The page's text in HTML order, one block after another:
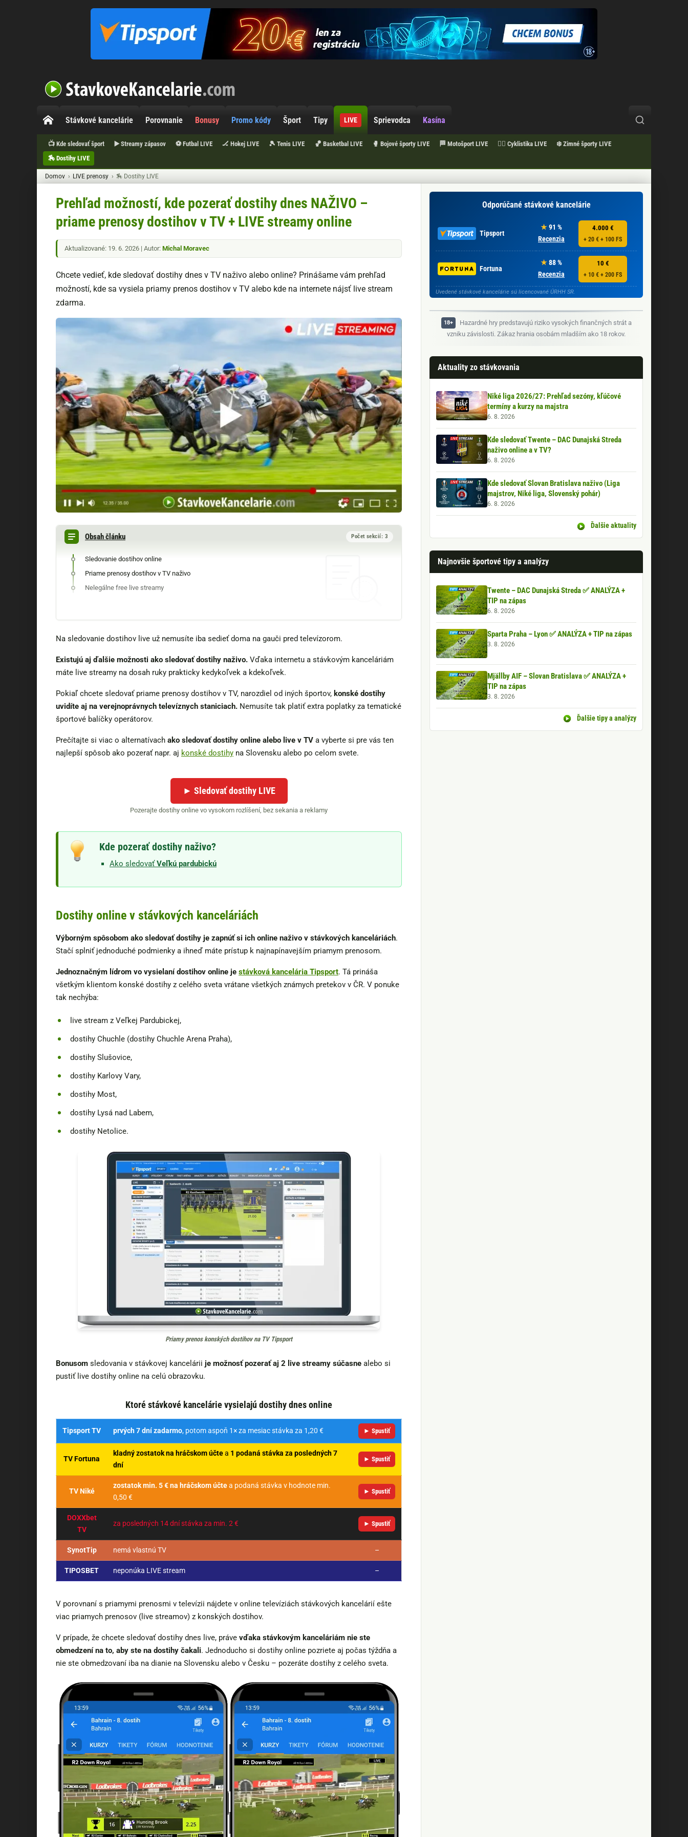
Stávkové kancelárie Porovnanie Bonusy Promo kódy Šport Tipy LIVE
📺 Kde sledovať šport ▶️ Streamy zápasov ⚽ Futbal LIVE 🏒 Hokej LIVE 🎾 Tenis LIVE 🏀 Basketbal LIVE 🥊 Bojové športy LIVE 🏁 Motošport LIVE 🚴‍♂️ Cyklistika LIVE
❄️ Zimné športy LIVE
🏇 Dostihy LIVE
Sprievodca Kasína
Domov LIVE prenosy 🏇 Dostihy LIVE
Prehľad možností, kde pozerať dostihy dnes NAŽIVO –
priame prenosy dostihov v TV + LIVE streamy online
Aktualizované: 19. 6. 2026 | Autor: Michal Moravec
Chcete vedieť, kde sledovať dostihy dnes v TV naživo alebo online? Prinášame vám prehľad
možností, kde sa vysiela priamy prenos dostihov v TV alebo kde na internete nájsť live stream
zdarma.
Obsah článku Počet sekcií: 3
Sledovanie dostihov online
Priame prenosy dostihov v TV naživo
Nelegálne free live streamy
Na sledovanie dostihov live už nemusíte iba sedieť doma na gauči pred televízorom.
Existujú aj ďalšie možnosti ako sledovať dostihy naživo. Vďaka internetu a stávkovým kanceláriám
máte live streamy na dosah ruky prakticky kedykoľvek a kdekoľvek.
Pokiaľ chcete sledovať priame prenosy dostihov v TV, narozdiel od iných športov, konské dostihy
uvidíte aj na verejnoprávnych televíznych staniciach. Nemusíte tak platiť extra poplatky za tematické
športové balíčky operátorov.
Prečítajte si viac o alternatívach ako sledovať dostihy online alebo live v TV a vyberte si pre vás ten
najlepší spôsob ako pozerať napr. aj konské dostihy na Slovensku alebo po celom svete.
► Sledovať dostihy LIVE
Pozerajte dostihy online vo vysokom rozlíšení, bez sekania a reklamy
Kde pozerať dostihy naživo?
Ako sledovaťVeľkú pardubickú
Dostihy online v stávkových kanceláriách
Výborným spôsobom ako sledovať dostihy je zapnúť si ich online naživo v stávkových kanceláriách.
Stačí splniť jednoduché podmienky a ihneď máte prístup k najnapínavejším priamym prenosom.
Jednoznačným lídrom vo vysielaní dostihov online je stávková kancelária Tipsport. Tá prináša
všetkým klientom konské dostihy z celého sveta vrátane všetkých známych pretekov v ČR. V ponuke
tak nechýba:
live stream z Veľkej Pardubickej,
dostihy Chuchle (dostihy Chuchle Arena Praha),
dostihy Slušovice,
dostihy Karlovy Vary,
dostihy Most,
dostihy Lysá nad Labem,
dostihy Netolice.
Priamy prenos konských dostihov na TV Tipsport
Bonusom sledovania v stávkovej kancelárii je možnosť pozerať aj 2 live streamy súčasne alebo si
pustiť live dostihy online na celú obrazovku.
Ktoré stávkové kancelárie vysielajú dostihy dnes online
Tipsport TV prvých 7 dní zadarmo, potom aspoň 1× za mesiac stávka za 1,20 € ► Spustiť
TV Fortuna
kladný zostatok na hráčskom účtea 1 podaná stávka za posledných 7
dní
► Spustiť
TV Niké
zostatok min. 5 € na hráčskom účtea podaná stávka v hodnote min.
0,50 €
► Spustiť
DOXXbet
TV
za posledných 14 dní stávka za min. 2 € ► Spustiť
SynotTip nemá vlastnú TV –
TIPOSBET neponúka LIVE stream –
V porovnaní s priamymi prenosmi v televízii nájdete v online televíziách stávkových kancelárií ešte
viac priamych prenosov (live streamov) z konských dostihov.
V prípade, že chcete sledovať dostihy dnes live, práve vďaka stávkovým kanceláriám nie ste
obmedzení na to, aby ste na dostihy čakali. Jednoducho si dostihy online pozriete aj počas týždňa a
nie ste obmedzovaní iba na dianie na Slovensku alebo v Česku – pozeráte dostihy z celého sveta.
Odporúčané stávkové kancelárie
Tipsport
91 %
Recenzia
4.000 €
+ 20 € + 100 FS
Fortuna
88 %
Recenzia
10 €
+ 10 € + 200 FS
Uvedené stávkové kancelárie sú licencované ÚRHH SR.
Hazardné hry predstavujú riziko vysokých finančných strát a
vzniku závislosti. Zákaz hrania osobám mladším ako 18 rokov.
Aktuality zo stávkovania
Niké liga 2026/27: Prehľad sezóny, kľúčové
termíny a kurzy na majstra
6. 8. 2026
Kde sledovať Twente – DAC Dunajská Streda
naživo online a v TV?
6. 8. 2026
Kde sledovať Slovan Bratislava naživo (Liga
majstrov, Niké liga, Slovenský pohár)
6. 8. 2026
Ďalšie aktuality
Najnovšie športové tipy a analýzy
Twente – DAC Dunajská Streda ✅ ANALÝZA +
TIP na zápas
6. 8. 2026
Sparta Praha – Lyon ✅ ANALÝZA + TIP na zápas
3. 8. 2026
Mjällby AIF – Slovan Bratislava ✅ ANALÝZA +
TIP na zápas
3. 8. 2026
Ďalšie tipy a analýzy